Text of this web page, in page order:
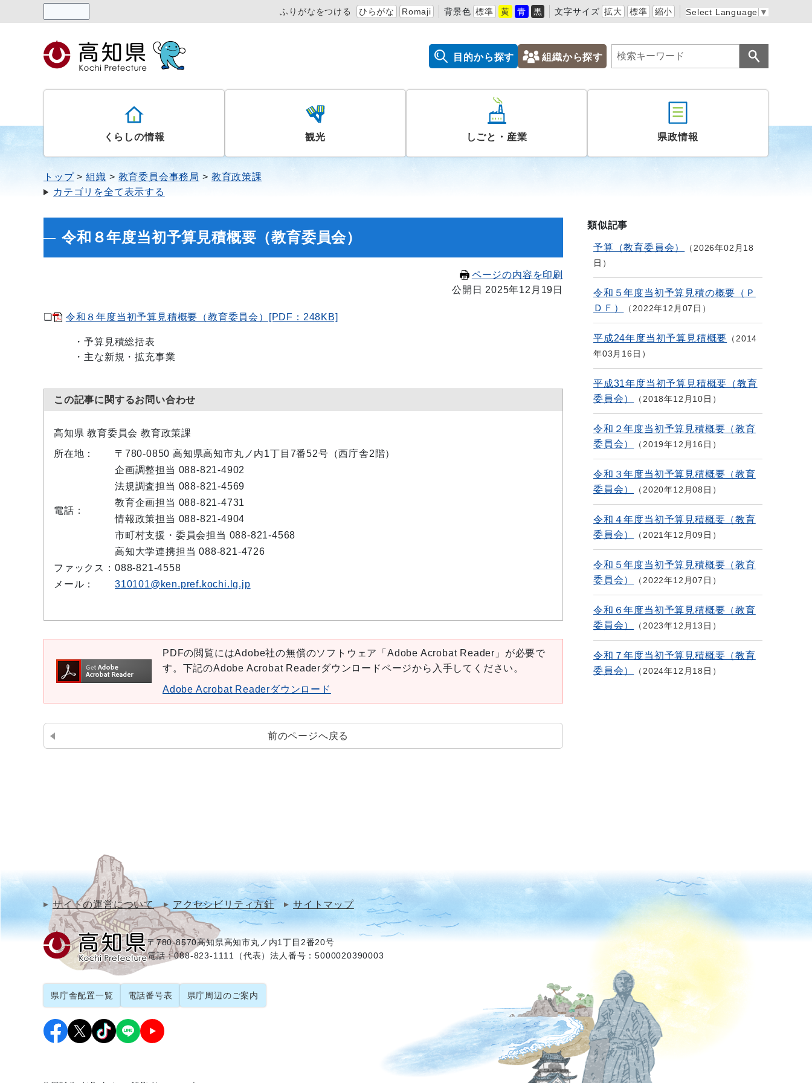
ふりがなをつける ひらがな Romaji 背景色 標準 黄 青 黒 文字サイズ 拡大 標準 縮小 Select Language ▼
目的から探す 組織から探す
くらしの情報 観光 しごと・産業 県政情報
トップ 組織 教育委員会事務局
教育政策課
カテゴリを全て表示する
令和８年度当初予算見積概要（教育委員会）
ページの内容を印刷
公開日 2025年12月19日
❏ 令和８年度当初予算見積概要（教育委員会）[PDF：248KB]
・予算見積総括表
・主な新規・拡充事業
この記事に関するお問い合わせ
高知県 教育委員会 教育政策課
所在地：
〒780-0850 高知県高知市丸ノ内1丁目7番52号（西庁舎2階）
電話：
企画調整担当 088-821-4902
法規調査担当 088-821-4569
教育企画担当 088-821-4731
情報政策担当 088-821-4904
市町村支援・委員会担当 088-821-4568
高知大学連携担当 088-821-4726
ファックス： 088-821-4558
メール：
310101@ken.pref.kochi.lg.jp
PDFの閲覧にはAdobe社の無償のソフトウェア「Adobe Acrobat Reader」が必要で
す。下記のAdobe Acrobat Readerダウンロードページから入手してください。
Adobe Acrobat Readerダウンロード
前のページへ戻る
類似記事
予算（教育委員会）
2026年02月18
日
令和５年度当初予算見積の概要（Ｐ
ＤＦ）
2022年12月07日
平成24年度当初予算見積概要
2014
年03月16日
平成31年度当初予算見積概要（教育
委員会）
2018年12月10日
令和２年度当初予算見積概要（教育
委員会）
2019年12月16日
令和３年度当初予算見積概要（教育
委員会）
2020年12月08日
令和４年度当初予算見積概要（教育
委員会）
2021年12月09日
令和５年度当初予算見積概要（教育
委員会）
2022年12月07日
令和６年度当初予算見積概要（教育
委員会）
2023年12月13日
令和７年度当初予算見積概要（教育
委員会）
2024年12月18日
サイトの運営について アクセシビリティ方針 サイトマップ
〒780-8570高知県高知市丸ノ内1丁目2番20号
電話：088-823-1111（代表）法人番号：5000020390003
県庁舎配置一覧 電話番号表 県庁周辺のご案内